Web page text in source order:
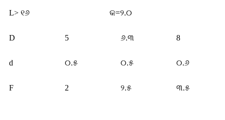
L> ୧୬ କ=୨.୦
D 5 ୬.୩ 8
d ୦.୫ ୦.୫ ୦.୬
F 2 ୨.୫ ୩.୫